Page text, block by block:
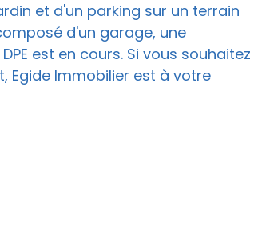
et d'un parking sur un terrain
d'un garage, une
est en cours. Si vous souhaitez
Egide Immobilier est à votre